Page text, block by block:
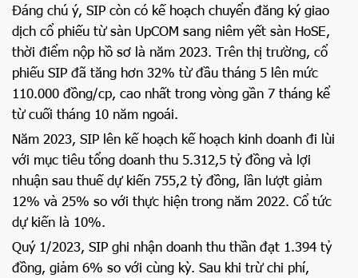
Đáng chú ý, SIP còn có kế hoạch chuyển đăng ký giao
dịch cổ phiếu từ sàn UpCOM sang niêm yết sàn HoSE,
thời điểm nộp hồ sơ là năm 2023. Trên thị trường, cổ
phiếu SIP đã tăng hơn 32% từ đầu tháng 5 lên mức
110.000 đồng/cp, cao nhất trong vòng gần 7 tháng kể
từ cuối tháng 10 năm ngoái.
Năm 2023, SIP lên kế hoạch kế hoạch kinh doanh đi lùi
với mục tiêu tổng doanh thu 5.312,5 tỷ đồng và lợi
nhuận sau thuế dự kiến 755,2 tỷ đồng, lần lượt giảm
12% và 25% so với thực hiện trong năm 2022. Cổ tức
dự kiến là 10%.
Quý 1/2023, SIP ghi nhận doanh thu thần đạt 1.394 tỷ
đồng, giảm 6% so với cùng kỳ. Sau khi trừ chi phí,